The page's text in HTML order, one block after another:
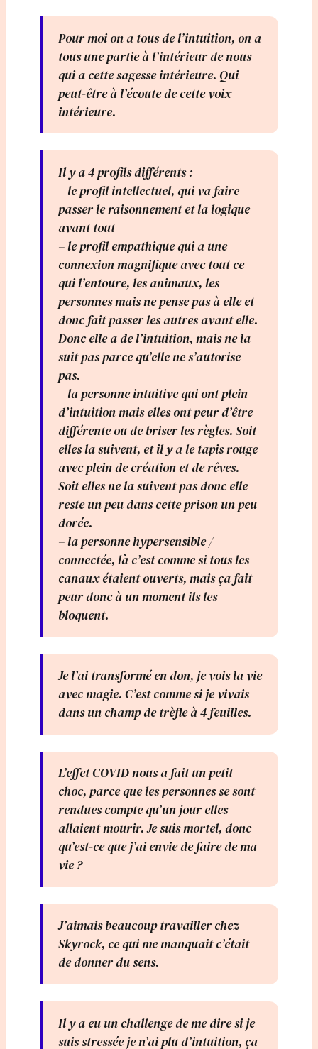
Pour moi on a tous de l’intuition, on a
tous une partie à l’intérieur de nous
qui a cette sagesse intérieure. Qui
peut-être à l’écoute de cette voix
intérieure.
Il y a 4 profils différents :
– le profil intellectuel, qui va faire
passer le raisonnement et la logique
avant tout
– le profil empathique qui a une
connexion magnifique avec tout ce
qui l’entoure, les animaux, les
personnes mais ne pense pas à elle et
donc fait passer les autres avant elle.
Donc elle a de l’intuition, mais ne la
suit pas parce qu’elle ne s’autorise
pas.
– la personne intuitive qui ont plein
d’intuition mais elles ont peur d’être
différente ou de briser les règles. Soit
elles la suivent, et il y a le tapis rouge
avec plein de création et de rêves.
Soit elles ne la suivent pas donc elle
reste un peu dans cette prison un peu
dorée.
– la personne hypersensible /
connectée, là c’est comme si tous les
canaux étaient ouverts, mais ça fait
peur donc à un moment ils les
bloquent.
Je l’ai transformé en don, je vois la vie
avec magie. C’est comme si je vivais
dans un champ de trèfle à 4 feuilles.
L’effet COVID nous a fait un petit
choc, parce que les personnes se sont
rendues compte qu’un jour elles
allaient mourir. Je suis mortel, donc
qu’est-ce que j’ai envie de faire de ma
vie ?
J’aimais beaucoup travailler chez
Skyrock, ce qui me manquait c’était
de donner du sens.
Il y a eu un challenge de me dire si je
suis stressée je n’ai plu d’intuition, ça